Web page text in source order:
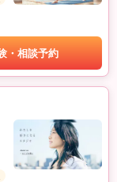
・相談予約